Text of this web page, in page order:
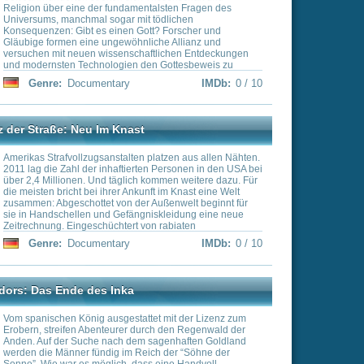
pirschen sich heran und
entscheidet sich für
Sekunde, ob sie Erfolg
des Feindes geraten.
Im Fadenkreuz”
In gefährlicher Mission”
dieser speziell
Ziele aus bis zu 1,5
inszenierten
sowie
und Taktiken dieser
IMDb:0 / 10
wachsende
leben zwischen
Roma auf dem Kontinent.
ihnen auf einer
näher zu kommen
aufräumen.
IMDb:0 / 10
der sich was drehte.
Land. Von den
der eigenen
Rausch versetzt,
und seine
erbrachten Ballack,
auf dem Spielfeld.